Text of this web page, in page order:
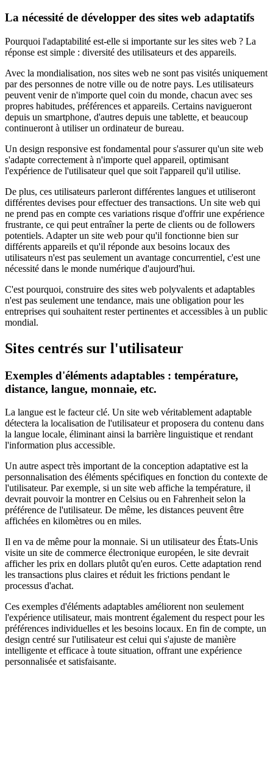
La nécessité de développer des sites web adaptatifs
Pourquoi l'adaptabilité est-elle si importante sur les sites web ? La
réponse est simple : diversité des utilisateurs et des appareils.
Avec la mondialisation, nos sites web ne sont pas visités uniquement
par des personnes de notre ville ou de notre pays. Les utilisateurs
peuvent venir de n'importe quel coin du monde, chacun avec ses
propres habitudes, préférences et appareils. Certains navigueront
depuis un smartphone, d'autres depuis une tablette, et beaucoup
continueront à utiliser un ordinateur de bureau.
Un design responsive est fondamental pour s'assurer qu'un site web
s'adapte correctement à n'importe quel appareil, optimisant
l'expérience de l'utilisateur quel que soit l'appareil qu'il utilise.
De plus, ces utilisateurs parleront différentes langues et utiliseront
différentes devises pour effectuer des transactions. Un site web qui
ne prend pas en compte ces variations risque d'offrir une expérience
frustrante, ce qui peut entraîner la perte de clients ou de followers
potentiels. Adapter un site web pour qu'il fonctionne bien sur
différents appareils et qu'il réponde aux besoins locaux des
utilisateurs n'est pas seulement un avantage concurrentiel, c'est une
nécessité dans le monde numérique d'aujourd'hui.
C'est pourquoi, construire des sites web polyvalents et adaptables
n'est pas seulement une tendance, mais une obligation pour les
entreprises qui souhaitent rester pertinentes et accessibles à un public
mondial.
Sites centrés sur l'utilisateur
Exemples d'éléments adaptables : température,
distance, langue, monnaie, etc.
La langue est le facteur clé. Un site web véritablement adaptable
détectera la localisation de l'utilisateur et proposera du contenu dans
la langue locale, éliminant ainsi la barrière linguistique et rendant
l'information plus accessible.
Un autre aspect très important de la conception adaptative est la
personnalisation des éléments spécifiques en fonction du contexte de
l'utilisateur. Par exemple, si un site web affiche la température, il
devrait pouvoir la montrer en Celsius ou en Fahrenheit selon la
préférence de l'utilisateur. De même, les distances peuvent être
affichées en kilomètres ou en miles.
Il en va de même pour la monnaie. Si un utilisateur des États-Unis
visite un site de commerce électronique européen, le site devrait
afficher les prix en dollars plutôt qu'en euros. Cette adaptation rend
les transactions plus claires et réduit les frictions pendant le
processus d'achat.
Ces exemples d'éléments adaptables améliorent non seulement
l'expérience utilisateur, mais montrent également du respect pour les
préférences individuelles et les besoins locaux. En fin de compte, un
design centré sur l'utilisateur est celui qui s'ajuste de manière
intelligente et efficace à toute situation, offrant une expérience
personnalisée et satisfaisante.